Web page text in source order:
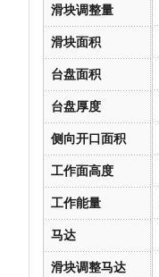
滑块调整量
滑块面积
台盘面积
台盘厚度
侧向开口面积
工作面高度
工作能量
马达
滑块调整马达